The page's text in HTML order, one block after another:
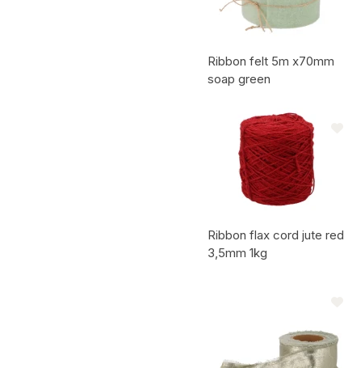
Ribbon felt 5m x70mm
soap green
Code de l'article:
Ribbon flax cord jute red
3,5mm 1kg